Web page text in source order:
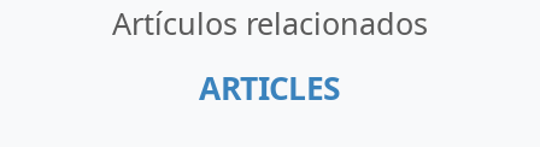
Artículos relacionados
ARTICLES